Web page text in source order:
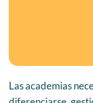
Las academias